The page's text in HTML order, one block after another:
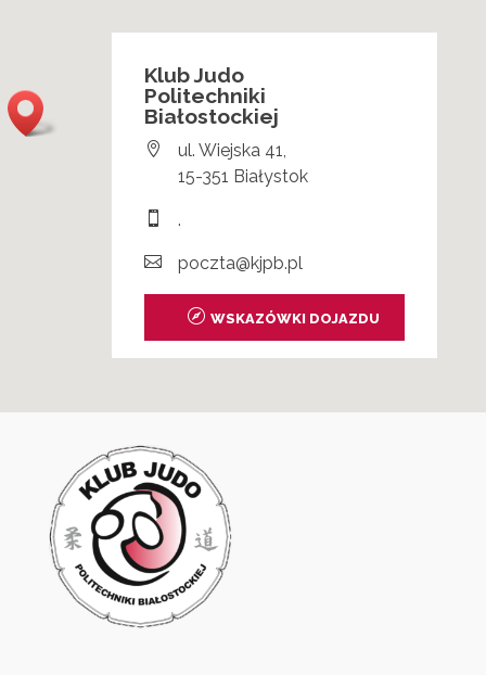
Klub Judo
Politechniki
Białostockiej

ul. Wiejska 41,
15-351 Białystok
 .
 poczta@kjpb.pl
WSKAZÓWKI DOJAZDU